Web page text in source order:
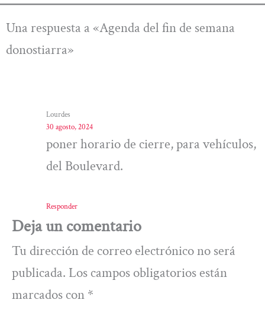
Una respuesta a «Agenda del fin de semana
donostiarra»
Lourdes
30 agosto, 2024
poner horario de cierre, para vehículos,
del Boulevard.
Responder
Deja un comentario
Tu dirección de correo electrónico no será
publicada. Los campos obligatorios están
marcados con *